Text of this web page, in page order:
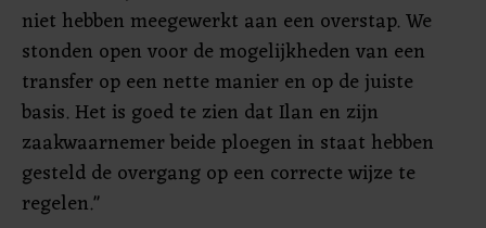
niet hebben meegewerkt aan een overstap. We
stonden open voor de mogelijkheden van een
transfer op een nette manier en op de juiste
basis. Het is goed te zien dat Ilan en zijn
zaakwaarnemer beide ploegen in staat hebben
gesteld de overgang op een correcte wijze te
regelen."